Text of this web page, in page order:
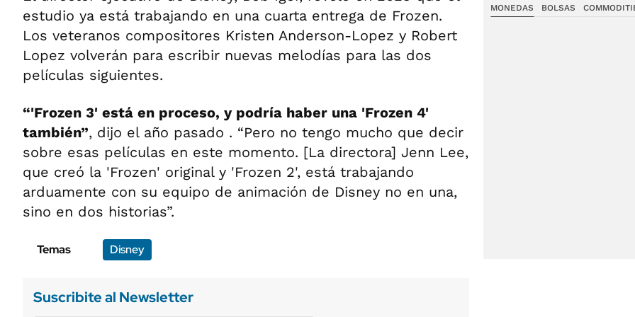
estudio ya está trabajando en una cuarta entrega de Frozen.
Los veteranos compositores Kristen Anderson-Lopez y Robert
Lopez volverán para escribir nuevas melodías para las dos
películas siguientes.
“'Frozen 3' está en proceso, y podría haber una 'Frozen 4'
también”, dijo el año pasado . “Pero no tengo mucho que decir
sobre esas películas en este momento. [La directora] Jenn Lee,
que creó la 'Frozen' original y 'Frozen 2', está trabajando
arduamente con su equipo de animación de Disney no en una,
sino en dos historias”.
Temas Disney
Suscribite al Newsletter
MONEDAS BOLSAS